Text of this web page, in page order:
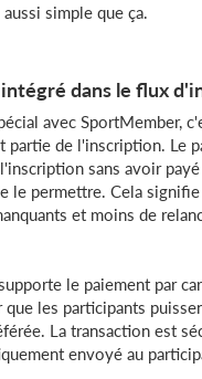
simple que ça.
dans le flux
avec SportMember,
partie de l'inscription. Le
sans avoir
le permettre. Cela
et moins de
le paiement par
que les participants
La transaction est
envoyé au